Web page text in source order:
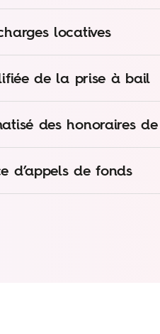
locatives
de la prise à bail
des honoraires
d’appels de fonds